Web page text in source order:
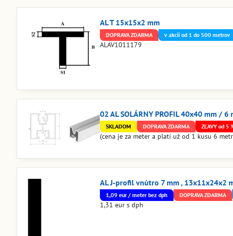
AL T 15x15x2 mm
DOPRAVA ZDARMA v akcii od 1 do 500 metrov
ALAV1011179
02 AL SOLÁRNY PROFIL 40x40 mm / 6
SKLADOM DOPRAVA ZDARMA ZĽAVY od 5
(cena je za meter a platí už od 1 kusu 6
AL J-profil vnútro 7 mm , 13x11x24x2
1,09 eur / meter bez dph DOPRAVA ZDARMA
1,31 eur s dph